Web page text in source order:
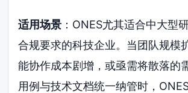
适用场景 ：ONES尤其适合中大型
合规要求的科技企业。当团队规模
能协作成本剧增，或亟需将散落的
用例与技术文档统一纳管时，